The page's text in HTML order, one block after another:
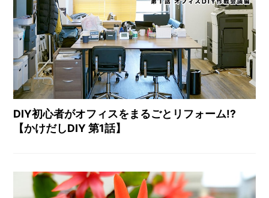
DIY初心者がオフィスをまるごとリフォーム!?
【かけだしDIY 第1話】